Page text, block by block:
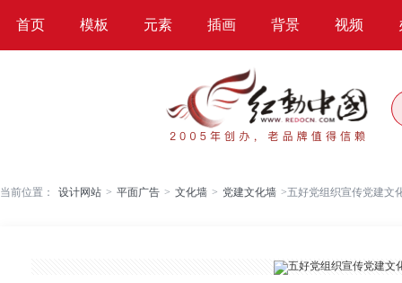
首页 模板 元素 插画 背景 视频
当前位置： 设计网站 > 平面广告 > 文化墙 > 党建文化墙 >五好党组织宣传党建文